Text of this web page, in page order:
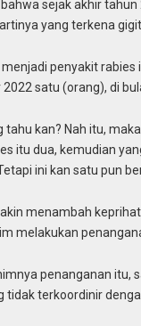
bahwa sejak akhir
yang terkena
menjadi penyakit
2022 satu (orang), di
tahu kan? Nah itu,
itu dua, kemudian
ini kan satu pun
menambah
melakukan
penanganan
tidak terkoordinir